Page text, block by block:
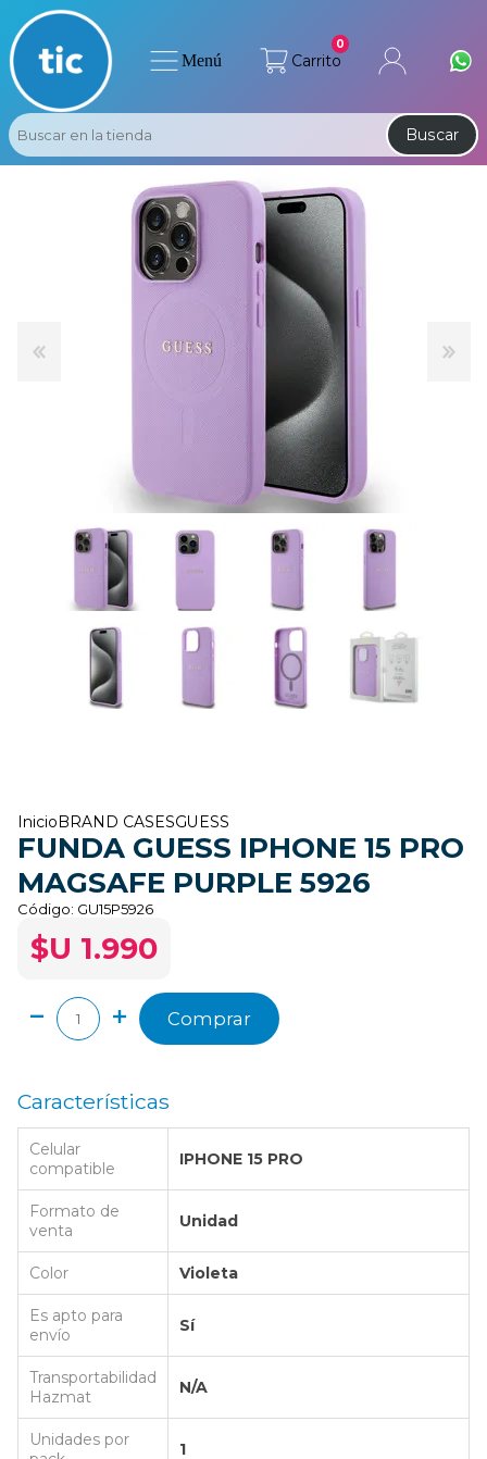
Carrito
0
Buscar
Menú
Inicio BRAND CASESGUESS
FUNDA GUESS IPHONE 15 PRO
MAGSAFE PURPLE 5926
Código: GU15P5926
$U 1.990
Comprar
Características
Celular
compatible
IPHONE 15 PRO
Formato de
venta
Unidad
Color Violeta
Es apto para
envío
Sí
Transportabilidad
Hazmat
N/A
Unidades por
1